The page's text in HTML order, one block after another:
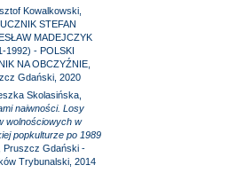
Kowalkowski,
STEFAN
MADEJCZYK
1992) - POLSKI
NA OBCZYŹNIE,
Gdański, 2020
Skolasińska,
naiwności. Losy
wolnościowych w
popkulturze po 1989
Pruszcz Gdański -
Trybunalski, 2014